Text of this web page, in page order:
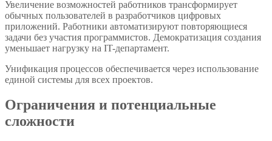
Увеличение возможностей работников трансформирует
обычных пользователей в разработчиков цифровых
приложений. Работники автоматизируют повторяющиеся
задачи без участия программистов. Демократизация создания
уменьшает нагрузку на IT-департамент.
Унификация процессов обеспечивается через использование
единой системы для всех проектов.
Ограничения и потенциальные
сложности